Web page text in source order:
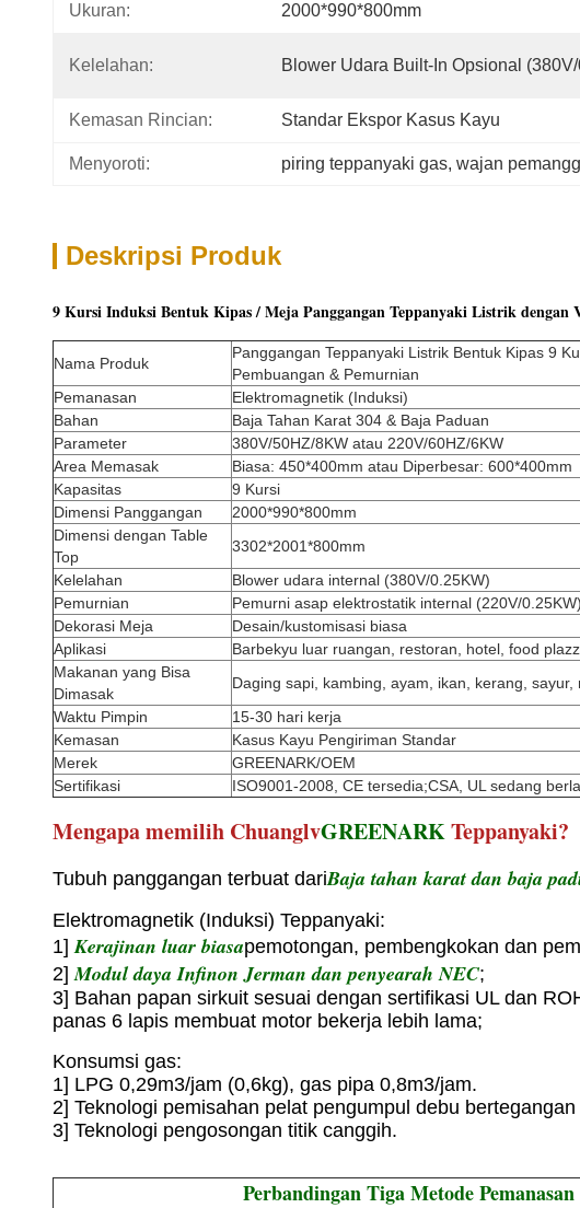
Ukuran: 2000*990*800mm
Kelelahan: Blower Udara Built-In Opsional
Kemasan Rincian: Standar Ekspor Kasus Kayu
Menyoroti: piring teppanyaki gas, wajan
Deskripsi Produk
9 Kursi Induksi Bentuk Kipas / Meja Panggangan Teppanyaki Listrik dengan
Nama Produk
Panggangan Teppanyaki Listrik Bentuk Kipas 9
Pembuangan & Pemurnian
Pemanasan
Elektromagnetik (Induksi)
Bahan
Baja Tahan Karat 304 & Baja Paduan
Parameter
380V/50HZ/8KW atau 220V/60HZ/6KW
Area Memasak
Biasa: 450*400mm atau Diperbesar: 600*400mm
Kapasitas
9 Kursi
Dimensi Panggangan
2000*990*800mm
Dimensi dengan Table
Top
3302*2001*800mm
Kelelahan
Blower udara internal (380V/0.25KW)
Pemurnian
Pemurni asap elektrostatik internal (220V/0.25KW)
Dekorasi Meja
Desain/kustomisasi biasa
Aplikasi
Barbekyu luar ruangan, restoran, hotel, food
Makanan yang Bisa
Dimasak
Daging sapi, kambing, ayam, ikan, kerang, sayur,
Waktu Pimpin
15-30 hari kerja
Kemasan
Kasus Kayu Pengiriman Standar
Merek
GREENARK/OEM
Sertifikasi
ISO9001-2008, CE tersedia;CSA, UL sedang
Mengapa memilih ChuanglvGREENARKTeppanyaki?
Tubuh panggangan terbuat dariBaja tahan karat dan baja
Elektromagnetik (Induksi) Teppanyaki:
1] Kerajinan luar biasapemotongan, pembengkokan dan
2] Modul daya Infinon Jerman dan penyearah NEC;
3] Bahan papan sirkuit sesuai dengan sertifikasi UL dan
panas 6 lapis membuat motor bekerja lebih lama;
Konsumsi gas:
1] LPG 0,29m3/jam (0,6kg), gas pipa 0,8m3/jam.
2] Teknologi pemisahan pelat pengumpul debu
3] Teknologi pengosongan titik canggih.
Perbandingan Tiga Metode Pemanasan